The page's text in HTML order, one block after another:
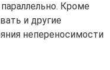
Кроме
и другие
непереносимости